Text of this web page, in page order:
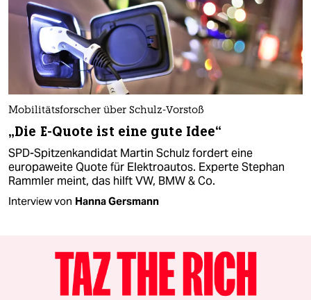
Mobilitätsforscher über Schulz-Vorstoß
„Die E-Quote ist eine gute Idee“
SPD-Spitzenkandidat Martin Schulz fordert eine
europaweite Quote für Elektroautos. Experte Stephan
Rammler meint, das hilft VW, BMW & Co.
Interview von Hanna Gersmann